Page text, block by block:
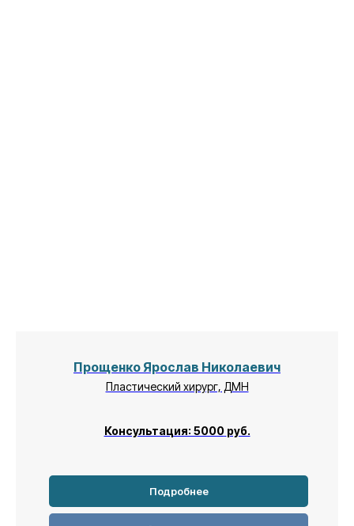
Прощенко Ярослав Николаевич
Пластический хирург, ДМН
Консультация: 5000 руб.
Подробнее